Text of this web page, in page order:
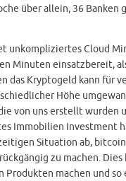
über allein, 36 Banken
unkompliziertes Cloud
Minuten einsatzbereit,
das Kryptogeld kann für
Höhe
von uns erstellt wurden
Immobilien Investment
Situation ab,
zu machen.
Produkten machen und so